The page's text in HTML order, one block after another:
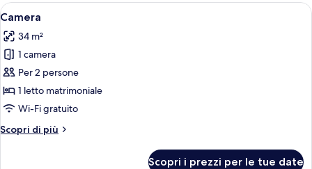
Apri
tutte
le
foto
per
Camera
Una camera d'albergo con un letto,
4
Camera
34 m²
1 camera
Per 2 persone
1 letto matrimoniale
Wi-Fi gratuito
Scopri di più
Altri
Scopri i prezzi per le tue date